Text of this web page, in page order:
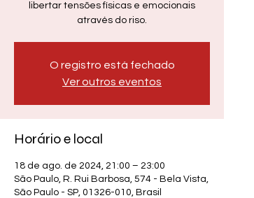
libertar tensões físicas e emocionais
através do riso.
O registro está fechado
Ver outros eventos
Horário e local
18 de ago. de 2024, 21:00 – 23:00
São Paulo, R. Rui Barbosa, 574 - Bela Vista,
São Paulo - SP, 01326-010, Brasil